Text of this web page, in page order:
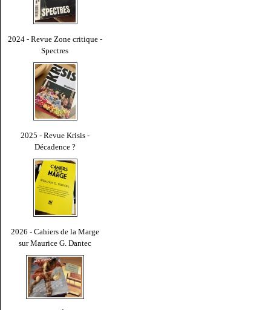
2024 - Revue Zone critique -
Spectres
2025 - Revue Krisis -
Décadence ?
2026 - Cahiers de la Marge
sur Maurice G. Dantec